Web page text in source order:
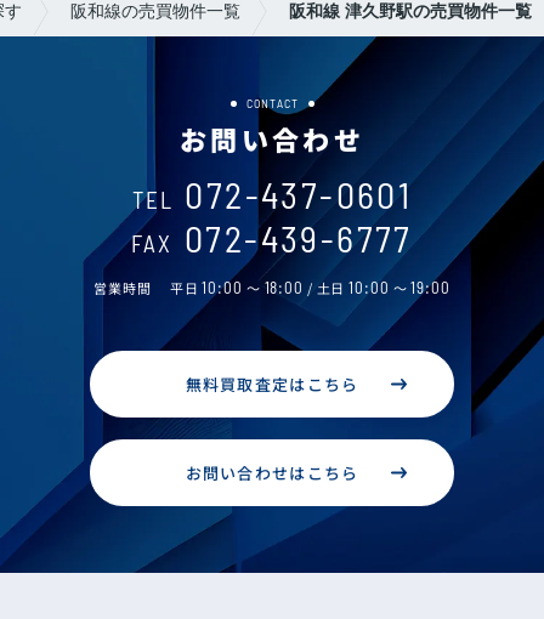
す 阪和線の売買物件一覧 阪和線 津久野駅の売買物件一覧
CONTACT
お問い合わせ
TEL 072-437-0601
FAX 072-439-6777
営業時間 平日10:00 ～ 18:00 / 土日10:00 ～19:00
無料買取査定はこちら
お問い合わせはこちら